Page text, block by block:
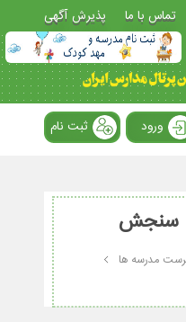
تماس با ما پذیرش آگهی
ورود ثبت نام
سنجش
مدرسه ها